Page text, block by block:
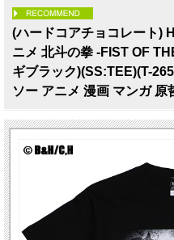
(ハードコアチョコレート)
ニメ 北斗の拳 -FIST OF
ギブラック)(SS:TEE)(T-
ソー アニメ 漫画 マンガ 原